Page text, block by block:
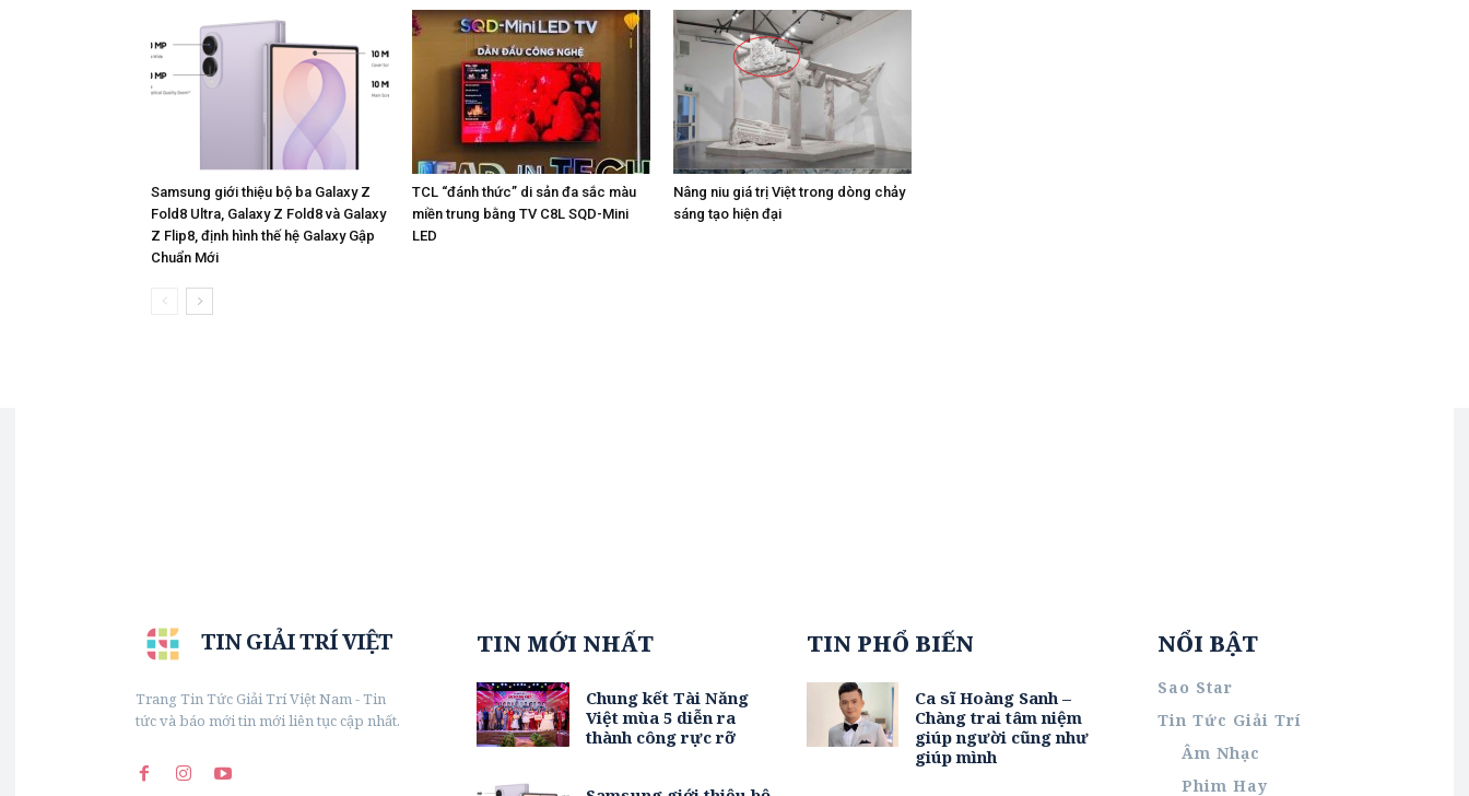
Samsung giới thiệu bộ ba Galaxy Z
Fold8 Ultra, Galaxy Z Fold8 và Galaxy
Z Flip8, định hình thế hệ Galaxy Gập
Chuẩn Mới
TCL “đánh thức” di sản đa sắc màu
miền trung bằng TV C8L SQD-Mini
LED
Nâng niu giá trị Việt trong dòng chảy
sáng tạo hiện đại
TIN GIẢI TRÍ VIỆT
Trang Tin Tức Giải Trí Việt Nam - Tin
tức và báo mới tin mới liên tục cập nhất.
TIN MỚI NHẤT
Chung kết Tài Năng
Việt mùa 5 diễn ra
thành công rực rỡ
TIN PHỔ BIẾN
Ca sĩ Hoàng Sanh –
Chàng trai tâm niệm
giúp người cũng như
giúp mình
NỔI BẬT
Sao Star
Tin Tức Giải Trí
Âm Nhạc
Phim Hay